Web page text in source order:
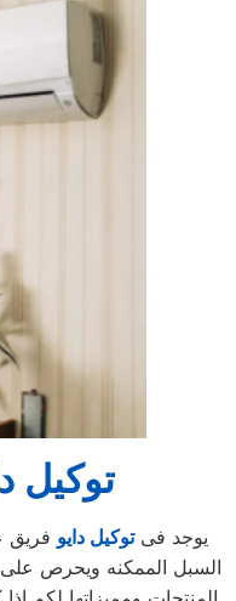
توكيل دايو 6
يوجد فىتوكيل دايو فريق
السبل الممكنه ويحرص